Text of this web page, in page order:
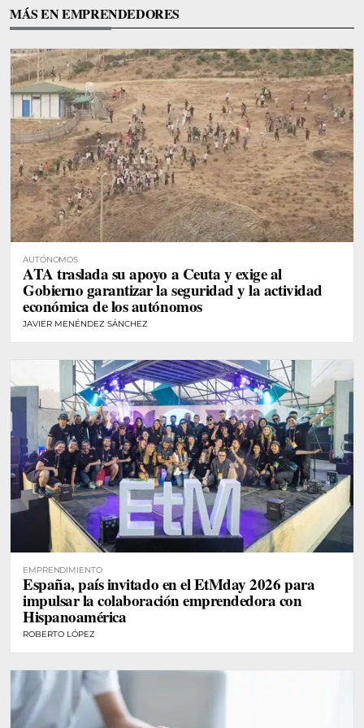
MÁS EN EMPRENDEDORES
AUTÓNOMOS
ATA traslada su apoyo a Ceuta y exige al
Gobierno garantizar la seguridad y la actividad
económica de los autónomos
JAVIER MENÉNDEZ SÁNCHEZ
EMPRENDIMIENTO
España, país invitado en el EtMday 2026 para
impulsar la colaboración emprendedora con
Hispanoamérica
ROBERTO LÓPEZ